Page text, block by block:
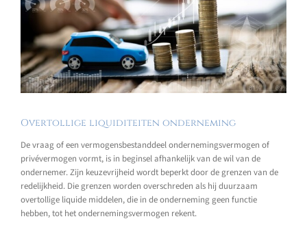
Overtollige liquiditeiten onderneming
De vraag of een vermogensbestanddeel ondernemingsvermogen of
privévermogen vormt, is in beginsel afhankelijk van de wil van de
ondernemer. Zijn keuzevrijheid wordt beperkt door de grenzen van de
redelijkheid. Die grenzen worden overschreden als hij duurzaam
overtollige liquide middelen, die in de onderneming geen functie
hebben, tot het ondernemingsvermogen rekent.